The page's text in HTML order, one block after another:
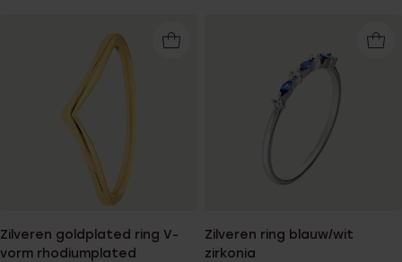
Zilveren goldplated ring V-
vorm rhodiumplated
Zilveren ring blauw/wit
zirkonia